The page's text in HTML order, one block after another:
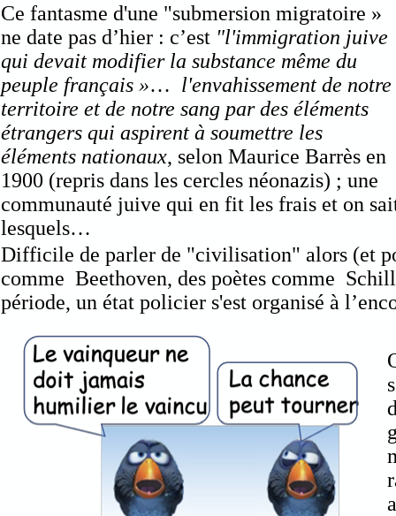
Ce fantasme d'une "submersion migratoire »
ne date pas d’hier : c’est "l'immigration juive
qui devait modifier la substance même du
peuple français »… l'envahissement de notre
territoire et de notre sang par des éléments
étrangers qui aspirent à soumettre les
éléments nationaux, selon Maurice Barrès en
1900 (repris dans les cercles néonazis) ; une
communauté juive qui en fit les frais et on
lesquels…
Difficile de parler de "civilisation" alors (et
comme Beethoven, des poètes comme
période, un état policier s'est organisé à